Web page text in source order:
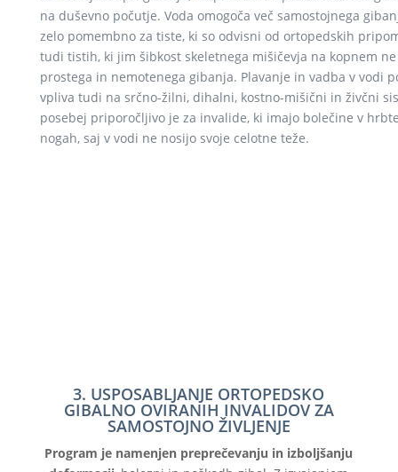
na duševno počutje. Voda omogoča več samostojnega
zelo pomembno za tiste, ki so odvisni od ortopedskih
tudi tistih, ki jim šibkost skeletnega mišičevja na kopnem ne
prostega in nemotenega gibanja. Plavanje in vadba v vodi
vpliva tudi na srčno-žilni, dihalni, kostno-mišični in živčni
posebej priporočljivo je za invalide, ki imajo bolečine v
nogah, saj v vodi ne nosijo svoje celotne teže.
3. USPOSABLJANJE ORTOPEDSKO
GIBALNO OVIRANIH INVALIDOV ZA
SAMOSTOJNO ŽIVLJENJE
Program je namenjen preprečevanju in izboljšanju